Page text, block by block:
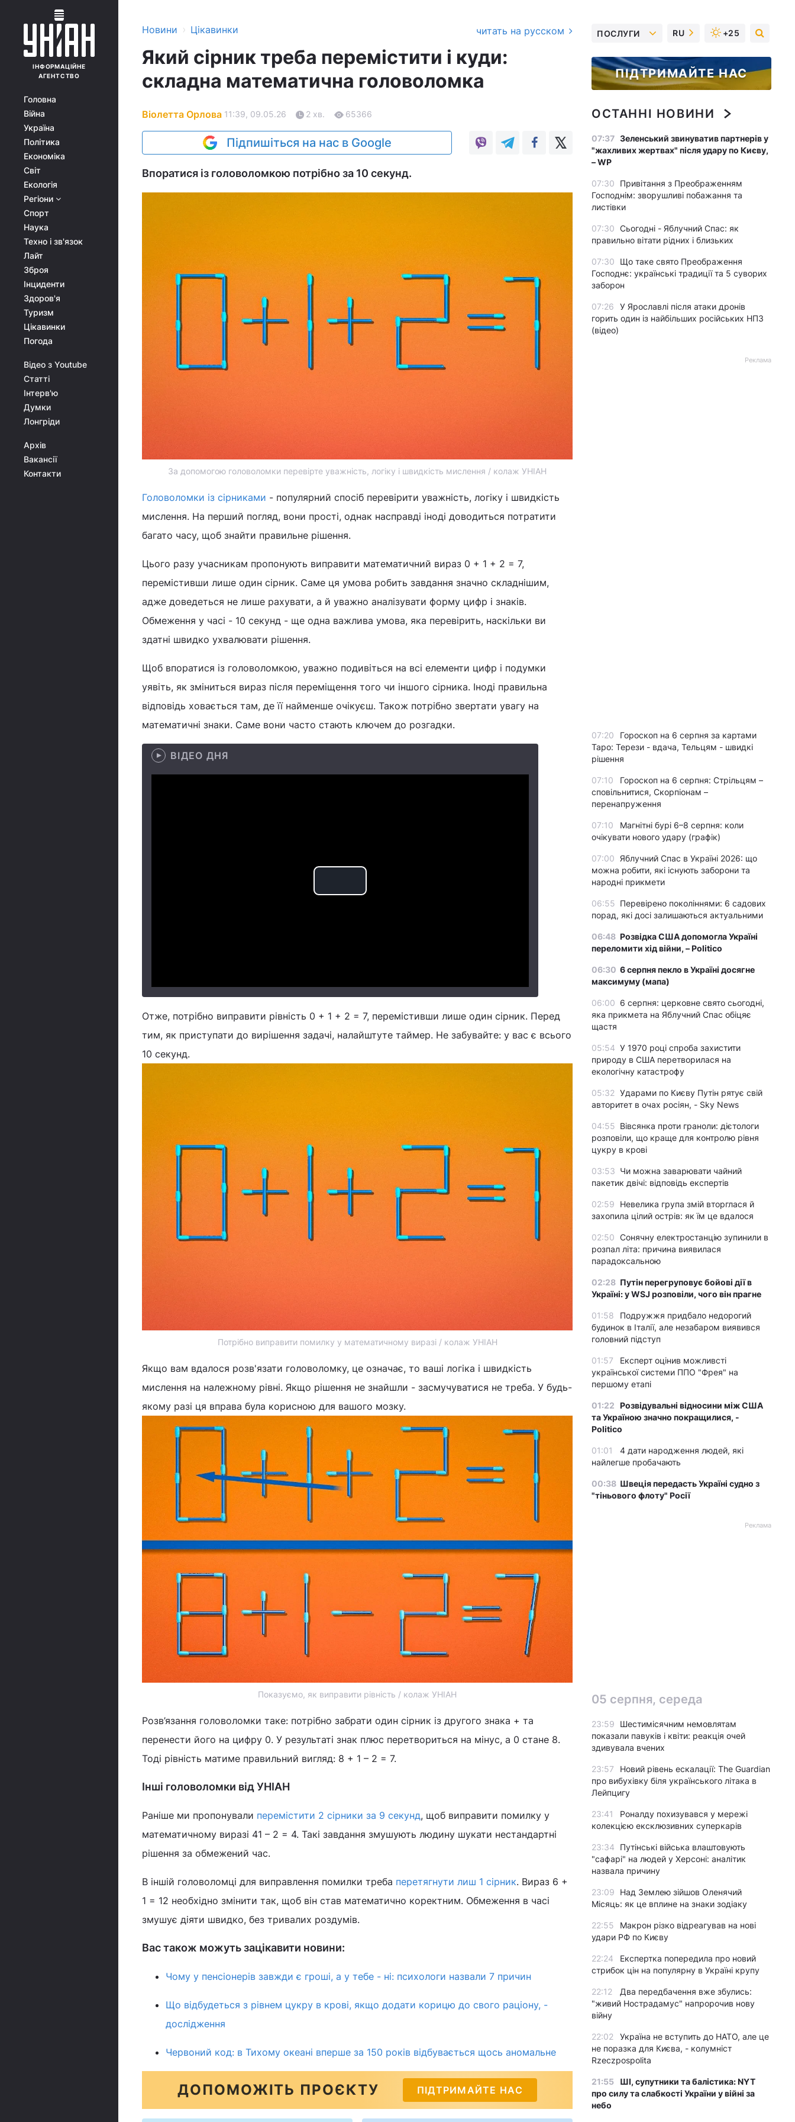
ІНФОРМАЦІЙНЕ
АГЕНТСТВО
Головна
Війна
Україна
Політика
Економіка
Світ
Екологія
Регіони
Спорт
Наука
Техно і зв'язок
Лайт
Зброя
Інциденти
Здоров'я
Туризм
Цікавинки
Погода
Відео з Youtube
Статті
Інтерв'ю
Думки
Лонгріди
Архів
Вакансії
Контакти
Новини › Цікавинки читать на русском
Який сірник треба перемістити і куди:
складна математична головоломка
Віолетта Орлова 11:39, 09.05.26 2 хв. 65366
Підпишіться на нас в Google
Впоратися із головоломкою потрібно за 10 секунд.
За допомогою головоломки перевірте уважність, логіку і швидкість мислення / колаж УНІАН
Головоломки із сірниками - популярний спосіб перевірити уважність, логіку і швидкість
мислення. На перший погляд, вони прості, однак насправді іноді доводиться потратити
багато часу, щоб знайти правильне рішення.
Цього разу учасникам пропонують виправити математичний вираз 0 + 1 + 2 = 7,
перемістивши лише один сірник. Саме ця умова робить завдання значно складнішим,
адже доведеться не лише рахувати, а й уважно аналізувати форму цифр і знаків.
Обмеження у часі - 10 секунд - ще одна важлива умова, яка перевірить, наскільки ви
здатні швидко ухвалювати рішення.
Щоб впоратися із головоломкою, уважно подивіться на всі елементи цифр і подумки
уявіть, як зміниться вираз після переміщення того чи іншого сірника. Іноді правильна
відповідь ховається там, де її найменше очікуєш. Також потрібно звертати увагу на
математичні знаки. Саме вони часто стають ключем до розгадки.
ВІДЕО ДНЯ
Play
Отже, потрібно виправити рівність 0 + 1 + 2 = 7, перемістивши лише один сірник. Перед
тим, як приступати до вирішення задачі, налайштуте таймер. Не забувайте: у вас є всього
10 секунд.
Потрібно виправити помилку у математичному виразі / колаж УНІАН
Якщо вам вдалося розв'язати головоломку, це означає, то ваші логіка і швидкість
мислення на належному рівні. Якщо рішення не знайшли - засмучуватися не треба. У будь-
якому разі ця вправа була корисною для вашого мозку.
Показуємо, як виправити рівність / колаж УНІАН
Розв’язання головоломки таке: потрібно забрати один сірник із другого знака + та
перенести його на цифру 0. У результаті знак плюс перетвориться на мінус, а 0 стане 8.
Тоді рівність матиме правильний вигляд: 8 + 1 – 2 = 7.
Інші головоломки від УНІАН
Раніше ми пропонували перемістити 2 сірники за 9 секунд, щоб виправити помилку у
математичному виразі 41 – 2 = 4. Такі завдання змушують людину шукати нестандартні
рішення за обмежений час.
В іншій головоломці для виправлення помилки треба перетягнути лиш 1 сірник. Вираз 6 +
1 = 12 необхідно змінити так, щоб він став математично коректним. Обмеження в часі
змушує діяти швидко, без тривалих роздумів.
Вас також можуть зацікавити новини:
Чому у пенсіонерів завжди є гроші, а у тебе - ні: психологи назвали 7 причин
Що відбудеться з рівнем цукру в крові, якщо додати корицю до свого раціону, -
дослідження
Червоний код: в Тихому океані вперше за 150 років відбувається щось аномальне
ДОПОМОЖІТЬ ПРОЄКТУ ПІДТРИМАЙТЕ НАС
ПОСЛУГИ RU +25
ПІДТРИМАЙТЕ НАС
ОСТАННІ НОВИНИ
07:37 Зеленський звинуватив партнерів у
"жахливих жертвах" після удару по Києву,
– WP
07:30
Привітання з Преображенням
Господнім: зворушливі побажання та
листівки
07:30 Сьогодні - Яблучний Спас: як
правильно вітати рідних і близьких
07:30
Що таке свято Преображення
Господнє: українські традиції та 5 суворих
заборон
07:26
У Ярославлі після атаки дронів
горить один із найбільших російських НПЗ
(відео)
Реклама
07:20
Гороскоп на 6 серпня за картами
Таро: Терези - вдача, Тельцям - швидкі
рішення
07:10
Гороскоп на 6 серпня: Стрільцям –
сповільнитися, Скорпіонам –
перенапруження
07:10
Магнітні бурі 6–8 серпня: коли
очікувати нового удару (графік)
07:00 Яблучний Спас в Україні 2026: що
можна робити, які існують заборони та
народні прикмети
06:55 Перевірено поколіннями: 6 садових
порад, які досі залишаються актуальними
06:48 Розвідка США допомогла Україні
переломити хід війни, – Politico
06:30 6 серпня пекло в Україні досягне
максимуму (мапа)
06:00 6 серпня: церковне свято сьогодні,
яка прикмета на Яблучний Спас обіцяє
щастя
05:54 У 1970 році спроба захистити
природу в США перетворилася на
екологічну катастрофу
05:32 Ударами по Києву Путін рятує свій
авторитет в очах росіян, - Sky News
04:55 Вівсянка проти граноли: дієтологи
розповіли, що краще для контролю рівня
цукру в крові
03:53 Чи можна заварювати чайний
пакетик двічі: відповідь експертів
02:59
Невелика група змій вторглася й
захопила цілий острів: як їм це вдалося
02:50 Сонячну електростанцію зупинили в
розпал літа: причина виявилася
парадоксальною
02:28 Путін перегруповує бойові дії в
Україні: у WSJ розповіли, чого він прагне
01:58
Подружжя придбало недорогий
будинок в Італії, але незабаром виявився
головний підступ
01:57
Експерт оцінив можливсті
української системи ППО "Фрея" на
першому етапі
01:22 Розвідувальні відносини між США
та Україною значно покращилися, -
Politico
01:01
4 дати народження людей, які
найлегше пробачають
00:38 Швеція передасть Україні судно з
"тіньового флоту" Росії
Реклама
05 серпня, середа
23:59
Шестимісячним немовлятам
показали павуків і квіти: реакція очей
здивувала вчених
23:57
Новий рівень ескалації: The Guardian
про вибухівку біля українського літака в
Лейпцигу
23:41
Роналду похизувався у мережі
колекцією ексклюзивних суперкарів
23:34
Путінські війська влаштовують
"сафарі" на людей у Херсоні: аналітик
назвала причину
23:09
Над Землею зійшов Оленячий
Місяць: як це вплине на знаки зодіаку
22:55
Макрон різко відреагував на нові
удари РФ по Києву
22:24
Експертка попередила про новий
стрибок цін на популярну в Україні крупу
22:12
Два передбачення вже збулись:
"живий Нострадамус" напророчив нову
війну
22:02
Україна не вступить до НАТО, але це
не поразка для Києва, - колумніст
Rzeczpospolita
21:55
ШІ, супутники та балістика: NYT
про силу та слабкості України у війні за
небо